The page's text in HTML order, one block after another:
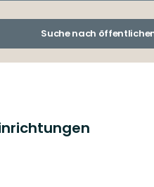
Suche nach